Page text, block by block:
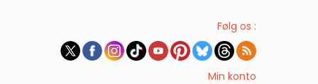
Følg os :
Min konto